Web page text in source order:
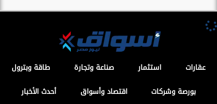
عقارات استثمار صناعة وتجارة
طاقة وبترول
بورصة وشركات
اقتصاد وأسواق أحدث الأخبار